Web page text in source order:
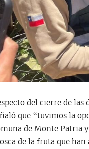
del cierre de las
que “tuvimos la
de Monte Patria
de la fruta que